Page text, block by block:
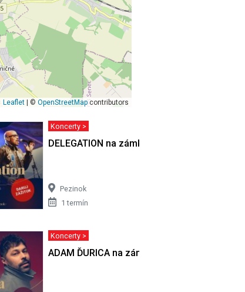
Leaflet | ©OpenStreetMapcontributors
-
Koncerty >
DELEGATION na zámku
Pezinok
1 termín
Koncerty >
ADAM ĎURICA na zámku